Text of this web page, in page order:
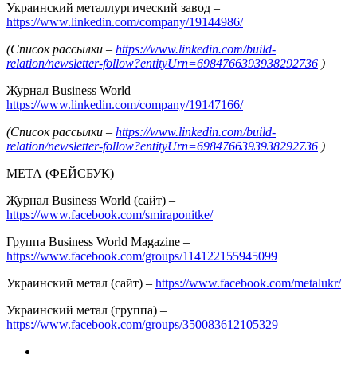
Украинский металлургический завод –
https://www.linkedin.com/company/19144986/
(Список рассылки – https://www.linkedin.com/build-
relation/newsletter-follow?entityUrn=6984766393938292736 )
Журнал Business World –
https://www.linkedin.com/company/19147166/
(Список рассылки – https://www.linkedin.com/build-
relation/newsletter-follow?entityUrn=6984766393938292736 )
МЕТА (ФЕЙСБУК)
Журнал Business World (сайт) –
https://www.facebook.com/smiraponitke/
Группа Business World Magazine –
https://www.facebook.com/groups/114122155945099
Украинский метал (сайт) – https://www.facebook.com/metalukr/
Украинский метал (группа) –
https://www.facebook.com/groups/350083612105329